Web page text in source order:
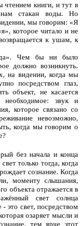
книги, и тут в
нам стакан воды. Но
мы говорим: «Я
которое читало и не
к ушам, к
Чем бы ни было
должно возникнуть.
на видении, когда мы
посредством глаз,
объект, не касается
звук и
которое связано со
невозможно,
когда мы говорим о
без начала и конца
только тогда, когда
сознание. Когда
моменту слышания,
объекта отражается в
свет солнца
это свет, посредством
озаряет мысли и
тем ярче этот